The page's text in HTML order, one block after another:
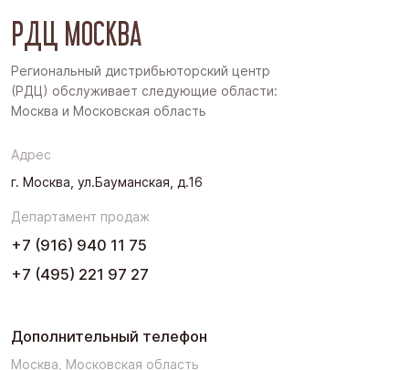
Дальний Восток
Поволжье
Урал
РДЦ МОСКВА
Региональный дистрибьюторский центр
(РДЦ) обслуживает следующие области:
Москва и Московская область
Адрес
г. Москва, ул.Бауманская, д.16
Департамент продаж
+7 (916) 940 11 75
+7 (495) 221 97 27
Дополнительный телефон
Москва, Московская область